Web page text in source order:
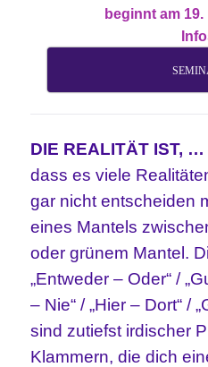
beginnt am
DIE REALITÄT IST, …
dass es viele
gar nicht entscheiden
eines Mantels
oder grünem Mantel.
„Entweder – Oder“ /
– Nie“ / „Hier – Dort“ /
sind zutiefst irdischer
Klammern, die dich